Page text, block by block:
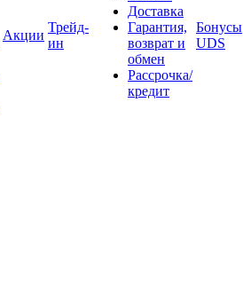
Акции
Трейд-
ин
Доставка
Гарантия,
возврат и
обмен
Рассрочка/
кредит
Бонусы
UDS